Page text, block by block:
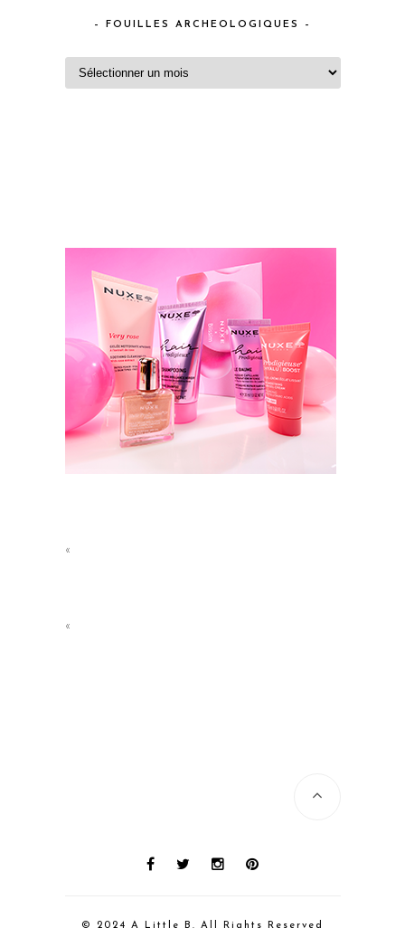
– FOUILLES ARCHEOLOGIQUES –
«
«
© 2024 A Little B. All Rights Reserved